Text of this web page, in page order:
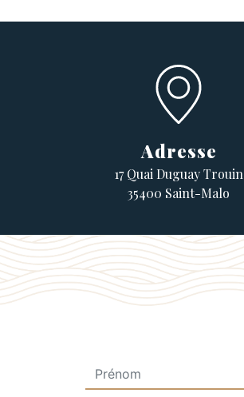
Adresse
17 Quai Duguay Trouin
35400 Saint-Malo